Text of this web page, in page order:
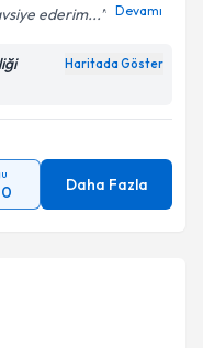
ederim... Devamı
Haritada Göster
Daha Fazla